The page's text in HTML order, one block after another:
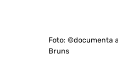
Foto: ©documenta
Bruns